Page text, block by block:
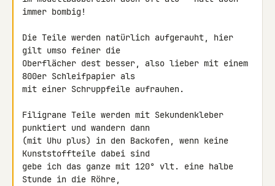
immer bombig!
Die Teile werden natürlich aufgerauht, hier
gilt umso feiner die
Oberflächer dest besser, also lieber mit einem
800er Schleifpapier als
mit einer Schruppfeile aufrauhen.
Filigrane Teile werden mit Sekundenkleber
punktiert und wandern dann
(mit Uhu plus) in den Backofen, wenn keine
Kunststoffteile dabei sind
gebe ich das ganze mit 120° vlt. eine halbe
Stunde in die Röhre,